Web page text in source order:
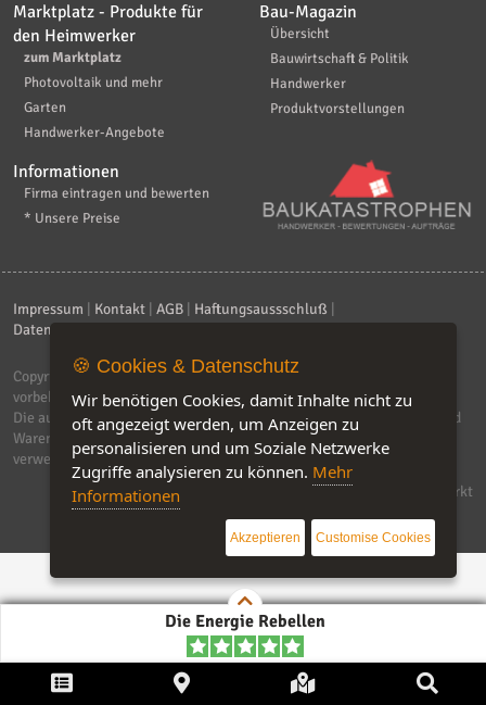
Die Energie Rebellen
Marktplatz - Produkte für
den Heimwerker
zum Marktplatz
Photovoltaik und mehr
Garten
Handwerker-Angebote
Bau-Magazin
Übersicht
Bauwirtschaft & Politik
Handwerker
Produktvorstellungen
Informationen
Firma eintragen und bewerten
* Unsere Preise
Impressum Kontakt AGB Haftungsaussschluß
Datenschutzerklärung
Copyright © 2026ebiz-consult GmbH & Co. KG
vorbehalten.
Die auf dieser Seite verwendeten Produktbezeichnungen, Namen und
Warenzeichen sind Eigentum der jeweiligen Firmen. Unser Portal
verwendet Affiliat-Links, für dir wir Geld erhalten.
Software by IQ-Markt
🍪 Cookies & Datenschutz
Wir benötigen Cookies, damit Inhalte nicht zu
oft angezeigt werden, um Anzeigen zu
personalisieren und um Soziale Netzwerke
Zugriffe analysieren zu können. Mehr
Informationen
Akzeptieren Customise Cookies